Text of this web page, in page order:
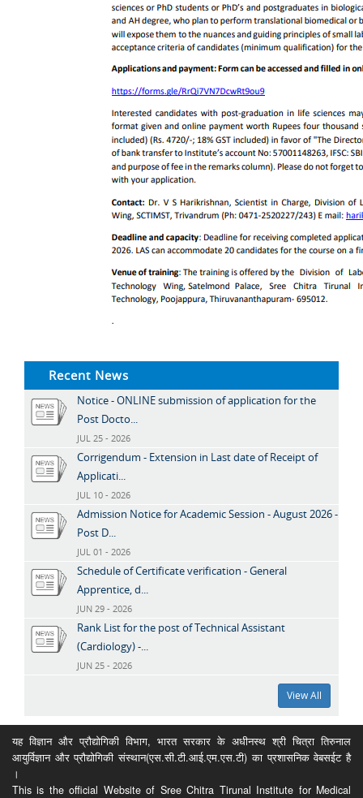
Recent News
Notice - ONLINE submission of application for the
Post Docto...
JUL 25 - 2026
Corrigendum - Extension in Last date of Receipt of
Applicati...
JUL 10 - 2026
Admission Notice for Academic Session - August 2026 -
Post D...
JUL 01 - 2026
Schedule of Certificate verification - General
Apprentice, d...
JUN 29 - 2026
Rank List for the post of Technical Assistant
(Cardiology) -...
JUN 25 - 2026
View All
यह विज्ञान और प्रौद्योगिकी विभाग, भारत सरकार के अधीनस्थ श्री चित्रा तिरुनाल
आयुर्विज्ञान और प्रौद्योगिकी संस्थान(एस.सी.टी.आई.एम.एस.टी) का प्रशासनिक वेबसईट है
।
This is the official Website of Sree Chitra Tirunal Institute for Medical